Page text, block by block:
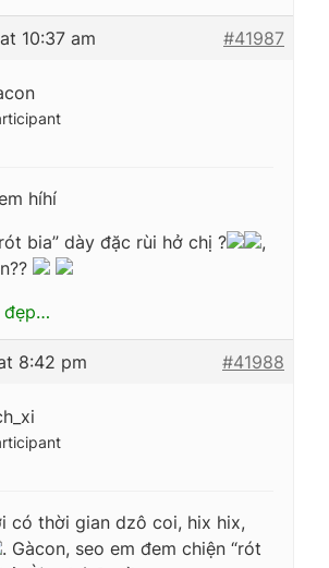
10:37 am #41987
híhí
bia” dày đặc rùi hở chị ?
,
đẹp…
8:42 pm #41988
có thời gian dzô coi, hix hix,
. Gàcon, seo em đem chiện “rót